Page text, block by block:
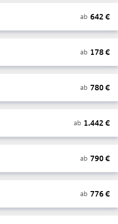
ab 642 €
ab 178€
ab 780€
ab 1.442 €
ab 790€
ab 776€